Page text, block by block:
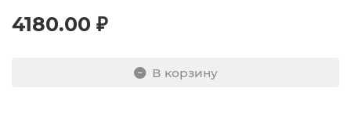
4180.00 ₽
В корзину